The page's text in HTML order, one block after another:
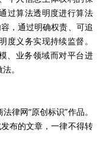
过算法透明度进行算法
，通过明确权责、可追
度义务实现持续监督。
、业务领域而对平台进
。
网“原创标识”作品。
布的文章，一律不得转